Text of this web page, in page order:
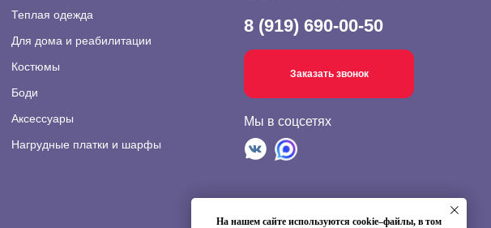
Теплая одежда
Для дома и реабилитации
Костюмы
Боди
Аксессуары
Нагрудные платки и шарфы
8 (919) 690-00-50
Заказать звонок
Мы в соцсетях
На нашем сайте используются cookie–файлы, в том